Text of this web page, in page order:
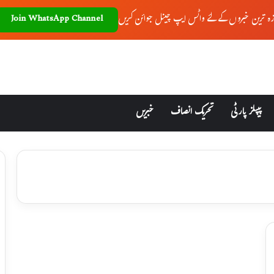
ترین خبروں کے لئے واٹس ایپ چینل جوائن کریں Join WhatsApp Channel
پیپلز پارٹی تحریک انصاف خبریں